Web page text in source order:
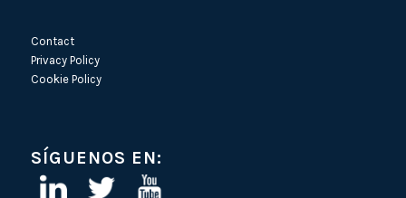
Contact
Privacy Policy
Cookie Policy
SÍGUENOS EN: